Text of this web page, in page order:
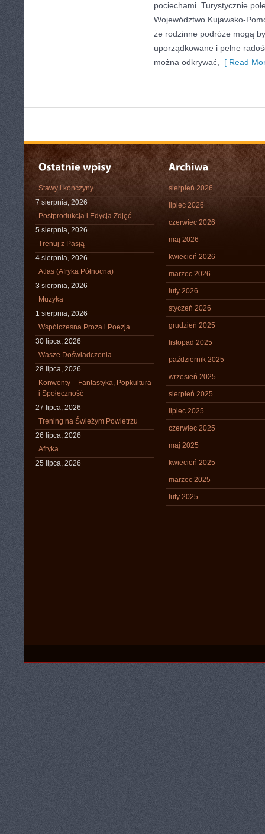
pociechami. Turystycznie
Województwo Kujawsko-
że rodzinne podróże mogą
uporządkowane i pełne
można odkrywać,
[ Read
Stawy i kończyny
7 sierpnia, 2026
Postprodukcja i Edycja Zdjęć
5 sierpnia, 2026
Trenuj z Pasją
4 sierpnia, 2026
Atlas (Afryka Północna)
3 sierpnia, 2026
Muzyka
1 sierpnia, 2026
Współczesna Proza i Poezja
30 lipca, 2026
Wasze Doświadczenia
28 lipca, 2026
Konwenty – Fantastyka, Popkultura
i Społeczność
27 lipca, 2026
Trening na Świeżym Powietrzu
26 lipca, 2026
Afryka
25 lipca, 2026
sierpień 2026
lipiec 2026
czerwiec 2026
maj 2026
kwiecień 2026
marzec 2026
luty 2026
styczeń 2026
grudzień 2025
listopad 2025
październik 2025
wrzesień 2025
sierpień 2025
lipiec 2025
czerwiec 2025
maj 2025
kwiecień 2025
marzec 2025
luty 2025